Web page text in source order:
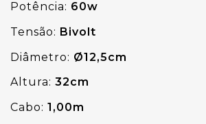
Potência: 60w
Tensão: Bivolt
Diâmetro: Ø12,5cm
Altura: 32cm
Cabo: 1,00m